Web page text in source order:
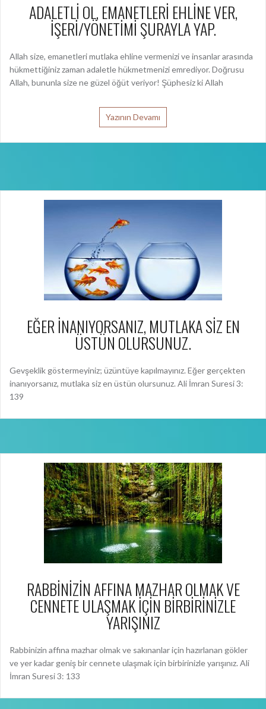
ADALETLİ OL, EMANETLERİ EHLİNE VER,
İŞERİ/YÖNETİMİ ŞURAYLA YAP.
Allah size, emanetleri mutlaka ehline vermenizi ve insanlar arasında
hükmettiğiniz zaman adaletle hükmetmenizi emrediyor. Doğrusu
Allah, bununla size ne güzel öğüt veriyor! Şüphesiz ki Allah
Yazının Devamı
EĞER İNANIYORSANIZ, MUTLAKA SİZ EN
ÜSTÜN OLURSUNUZ.
Gevşeklik göstermeyiniz; üzüntüye kapılmayınız. Eğer gerçekten
inanıyorsanız, mutlaka siz en üstün olursunuz. Ali İmran Suresi 3:
139
RABBİNİZİN AFFINA MAZHAR OLMAK VE
CENNETE ULAŞMAK İÇİN BİRBİRİNİZLE
YARIŞINIZ
Rabbinizin affına mazhar olmak ve sakınanlar için hazırlanan gökler
ve yer kadar geniş bir cennete ulaşmak için birbirinizle yarışınız. Ali
İmran Suresi 3: 133